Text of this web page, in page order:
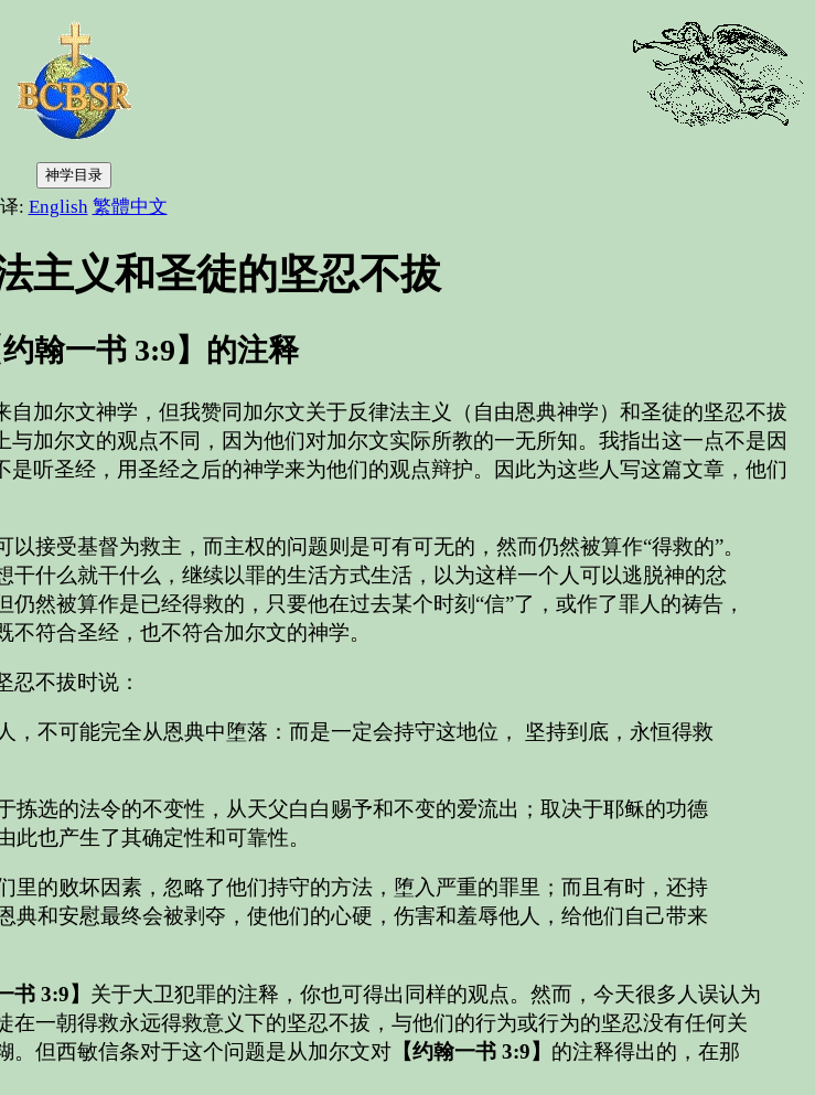
神学目录
: English 繁體中文
主义和圣徒的坚忍不拔
翰一书 3:9】的注释
加尔文神学，但我赞同加尔文关于反律法主义（自由恩典神学）和圣徒的坚忍不拔
加尔文的观点不同，因为他们对加尔文实际所教的一无所知。我指出这一点不是因
听圣经，用圣经之后的神学来为他们的观点辩护。因此为这些人写这篇文章，他们
接受基督为救主，而主权的问题则是可有可无的，然而仍然被算作“得救的”。
什么就干什么，继续以罪的生活方式生活，以为这样一个人可以逃脱神的忿
然被算作是已经得救的，只要他在过去某个时刻“信”了，或作了罪人的祷告，
符合圣经，也不符合加尔文的神学。
忍不拔时说：
不可能完全从恩典中堕落：而是一定会持守这地位， 坚持到底，永恒得救
选的法令的不变性，从天父白白赐予和不变的爱流出；取决于耶稣的功德
也产生了其确定性和可靠性。
的败坏因素，忽略了他们持守的方法，堕入严重的罪里；而且有时，还持
和安慰最终会被剥夺，使他们的心硬，伤害和羞辱他人，给他们自己带来
书 3:9】 关于大卫犯罪的注释，你也可得出同样的观点。然而，今天很多人误认为
一朝得救永远得救意义下的坚忍不拔，与他们的行为或行为的坚忍没有任何关
。但西敏信条对于这个问题是从加尔文对 【约翰一书 3:9】 的注释得出的，在那